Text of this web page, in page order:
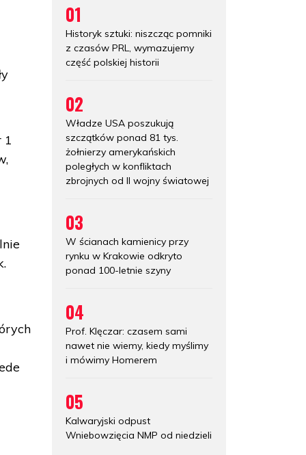
1
01
Historyk sztuki: niszcząc pomniki
z czasów PRL, wymazujemy
część polskiej historii
02
Władze USA poszukują
szczątków ponad 81 tys.
żołnierzy amerykańskich
poległych w konfliktach
zbrojnych od II wojny światowej
03
W ścianach kamienicy przy
rynku w Krakowie odkryto
ponad 100-letnie szyny
04
Prof. Klęczar: czasem sami
nawet nie wiemy, kiedy myślimy
i mówimy Homerem
05
Kalwaryjski odpust
Wniebowzięcia NMP od niedzieli